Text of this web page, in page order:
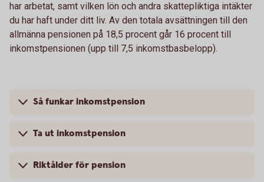
har arbetat, samt vilken lön och andra skattepliktiga intäkter
du har haft under ditt liv. Av den totala avsättningen till den
allmänna pensionen på 18,5 procent går 16 procent till
inkomstpensionen (upp till 7,5 inkomstbasbelopp).
Så funkar inkomstpension
Ta ut inkomstpension
Riktålder för pension